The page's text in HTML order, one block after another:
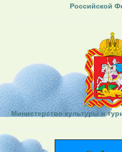
Российской
Министерство культуры и